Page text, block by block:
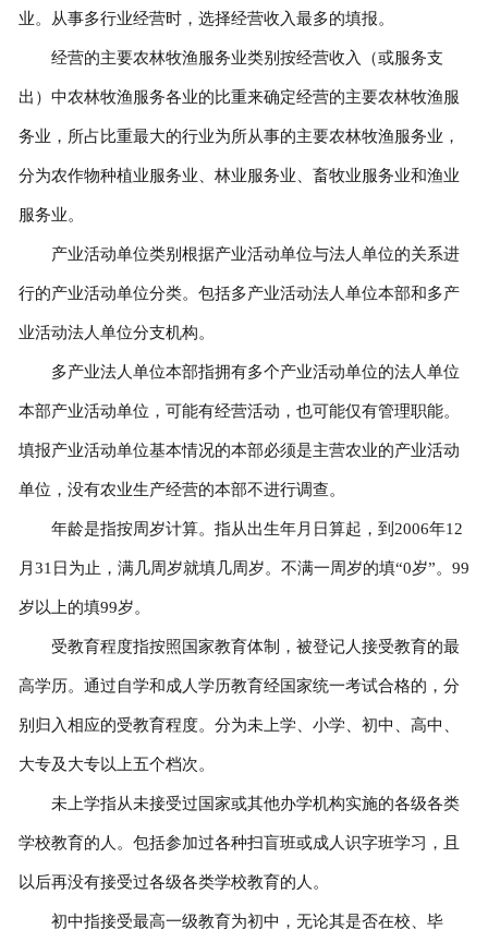
业。从事多行业经营时，选择经营收入最多的填报。
经营的主要农林牧渔服务业类别按经营收入（或服务支
出）中农林牧渔服务各业的比重来确定经营的主要农林牧渔服
务业，所占比重最大的行业为所从事的主要农林牧渔服务业，
分为农作物种植业服务业、林业服务业、畜牧业服务业和渔业
服务业。
产业活动单位类别根据产业活动单位与法人单位的关系进
行的产业活动单位分类。包括多产业活动法人单位本部和多产
业活动法人单位分支机构。
多产业法人单位本部指拥有多个产业活动单位的法人单位
本部产业活动单位，可能有经营活动，也可能仅有管理职能。
填报产业活动单位基本情况的本部必须是主营农业的产业活动
单位，没有农业生产经营的本部不进行调查。
年龄是指按周岁计算。指从出生年月日算起，到2006年12
月31日为止，满几周岁就填几周岁。不满一周岁的填“0岁”。99
岁以上的填99岁。
受教育程度指按照国家教育体制，被登记人接受教育的最
高学历。通过自学和成人学历教育经国家统一考试合格的，分
别归入相应的受教育程度。分为未上学、小学、初中、高中、
大专及大专以上五个档次。
未上学指从未接受过国家或其他办学机构实施的各级各类
学校教育的人。包括参加过各种扫盲班或成人识字班学习，且
以后再没有接受过各级各类学校教育的人。
初中指接受最高一级教育为初中，无论其是否在校、毕